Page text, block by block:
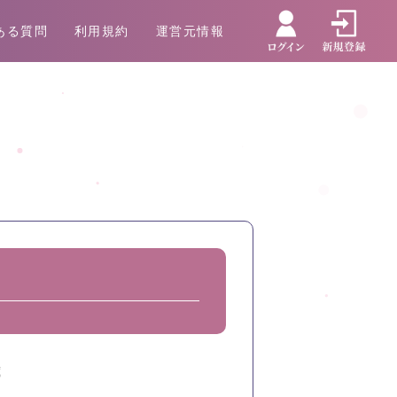
る質問 利用規約 運営元情報